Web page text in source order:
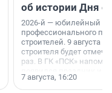
об истории Дня
2026-й — юбилейный
профессионального
строителей. 9 августа
строителя будет
раз. В ГК «ПСК»
поменялась роль
7 августа, 16:20